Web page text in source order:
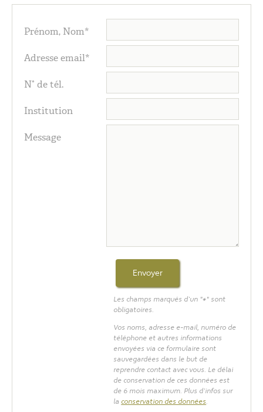
Prénom, Nom*
Adresse email*
N° de tél.
Institution
Message
Les champs marqués d'un "*" sont
obligatoires.
Vos noms, adresse e-mail, numéro de
téléphone et autres informations
envoyées via ce formulaire sont
sauvegardées dans le but de
reprendre contact avec vous. Le délai
de conservation de ces données est
de 6 mois maximum. Plus d'infos sur
la conservation des données.